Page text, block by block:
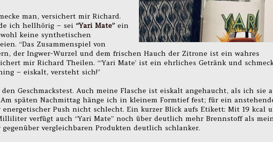
man, versichert mir Richard.
ich hellhörig – sei “Yari Mate” ein
keine synthetischen
“Das Zusammenspiel von
der Ingwer-Wurzel und dem frischen Hauch der Zitrone ist ein wahres
mir Richard Theilen. “‘Yari Mate’ ist ein ehrliches Getränk und
– eiskalt, versteht sich!”
Geschmackstest. Auch meine Flasche ist eiskalt angehaucht, als ich sie
späten Nachmittag hänge ich in kleinem Formtief fest; für ein
Push nicht schlecht. Ein kurzer Blick aufs Etikett: Mit 19 kcal
verfügt auch “Yari Mate” noch über deutlich mehr Brennstoff als
vergleichbaren Produkten deutlich schlanker.